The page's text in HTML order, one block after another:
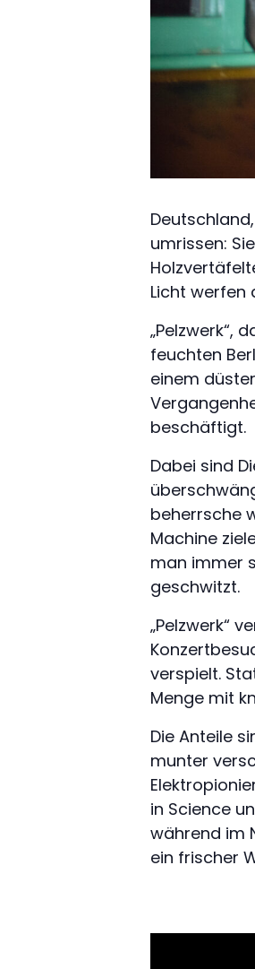
umrissen:
Licht werfen
„Pelzwerk“,
feuchten
einem
beschäftigt.
Dabei sind
beherrsche
Machine
man immer
geschwitzt.
„Pelzwerk“
verspielt.
Menge mit
Die Anteile
munter
in Science
während im
ein frischer